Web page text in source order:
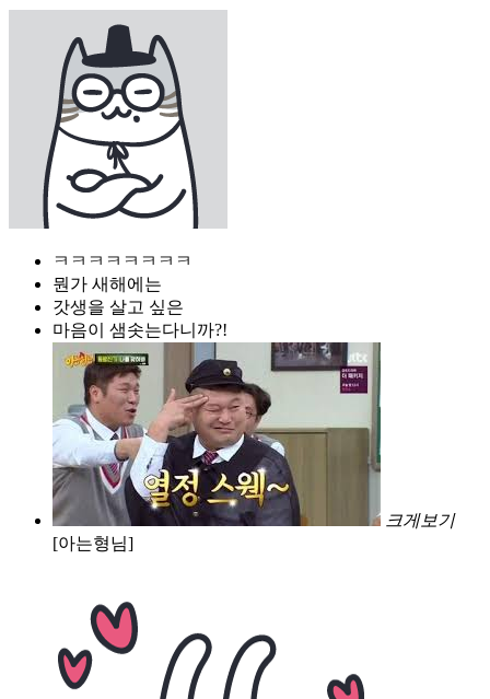
ㅋㅋㅋㅋㅋㅋㅋㅋ
뭔가 새해에는
갓생을 살고 싶은
마음이 샘솟는다니까?!
크게보기
[아는형님]